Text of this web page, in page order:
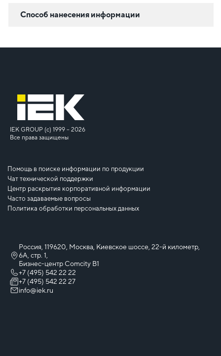
Способ нанесения информации
IEK GROUP (c) 1999 – 2026
Все права защищены
Помощь в поиске информации по продукции
Чат технической поддержки
Центр раскрытия корпоративной информации
Часто задаваемые вопросы
Политика обработки персональных данных
Россия, 119620, Москва, Киевское шоссе, 22-й километр,
6А, стр. 1,
Бизнес-центр Comcity B1
+7 (495) 542 22 22
+7 (495) 542 22 27
info@iek.ru